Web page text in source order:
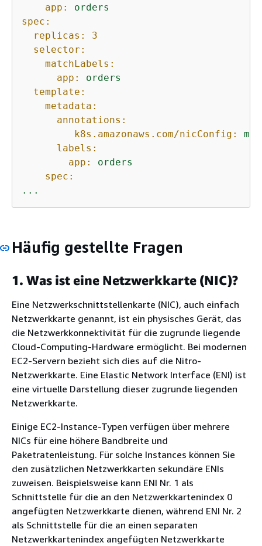
app:
orders
spec:
replicas:
3
selector:
matchLabels:
app:
orders
template:
metadata:
annotations:
k8s.amazonaws.com/nicConfig:
labels:
app:
orders
spec:
...
Häufig gestellte Fragen
1. Was ist eine Netzwerkkarte (NIC)?
Eine Netzwerkschnittstellenkarte (NIC), auch einfach
Netzwerkkarte genannt, ist ein physisches Gerät, das
die Netzwerkkonnektivität für die zugrunde liegende
Cloud-Computing-Hardware ermöglicht. Bei modernen
EC2-Servern bezieht sich dies auf die Nitro-
Netzwerkkarte. Eine Elastic Network Interface (ENI) ist
eine virtuelle Darstellung dieser zugrunde liegenden
Netzwerkkarte.
Einige EC2-Instance-Typen verfügen über mehrere
NICs für eine höhere Bandbreite und
Paketratenleistung. Für solche Instances können Sie
den zusätzlichen Netzwerkkarten sekundäre ENIs
zuweisen. Beispielsweise kann ENI Nr. 1 als
Schnittstelle für die an den Netzwerkkartenindex 0
angefügten Netzwerkkarte dienen, während ENI Nr. 2
als Schnittstelle für die an einen separaten
Netzwerkkartenindex angefügten Netzwerkkarte